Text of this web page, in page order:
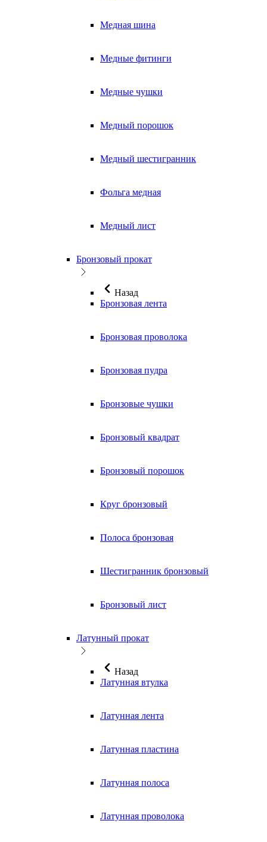
Медная шина
Медные фитинги
Медные чушки
Медный порошок
Медный шестигранник
Фольга медная
Медный лист
Бронзовый прокат
Назад
Бронзовая лента
Бронзовая проволока
Бронзовая пудра
Бронзовые чушки
Бронзовый квадрат
Бронзовый порошок
Круг бронзовый
Полоса бронзовая
Шестигранник бронзовый
Бронзовый лист
Латунный прокат
Назад
Латунная втулка
Латунная лента
Латунная пластина
Латунная полоса
Латунная проволока